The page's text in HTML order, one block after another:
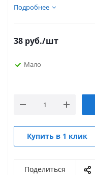
Подробнее
38 руб./шт
Мало
Купить в 1 клик
Поделиться